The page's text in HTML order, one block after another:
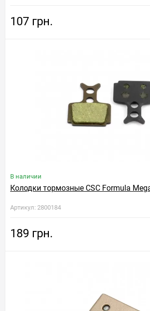
107 грн.
В наличии
Колодки тормозные CSC Formula
Артикул: 2800184
189 грн.